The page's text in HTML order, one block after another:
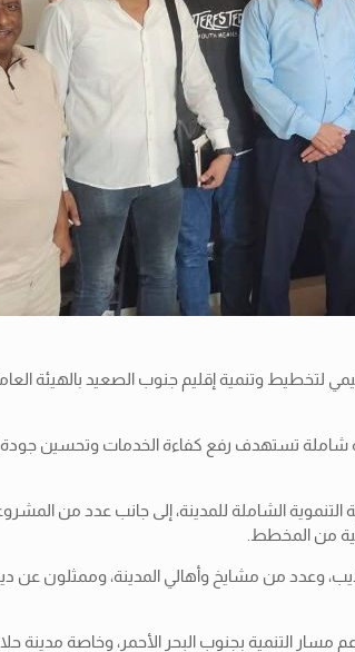
لتخطيط وتنمية إقليم جنوب الصعيد بالهيئة
شاملة تستهدف رفع كفاءة الخدمات وتحسين جودة
التنموية الشاملة للمدينة، إلى جانب عدد من
من المخطط.
من مشايخ وأهالي المدينة، وممثلون عن
التنمية بجنوب البحر الأحمر، وخاصة مدينة